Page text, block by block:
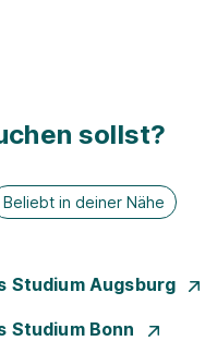
sollst?
Beliebt in deiner Nähe
Studium Augsburg
Studium Bonn